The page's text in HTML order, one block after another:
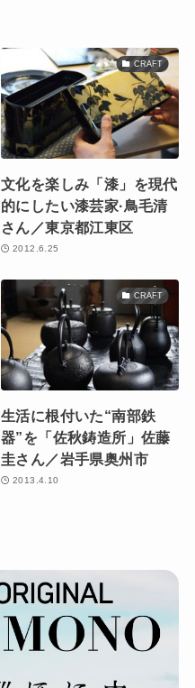
CRAFT
文化を楽しみ「漆」を現代
的にしたい漆芸家·鳥毛清
さん／東京都江東区
2012.6.25
CRAFT
生活に根付いた“南部鉄
器”を「佐秋鋳造所」佐藤
圭さん／岩手県奥州市
2013.4.10